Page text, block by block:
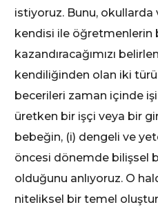
istiyoruz. Bunu,
kendisi ile öğretmenlerin
kazandıracağımızı
kendiliğinden olan iki türü
becerileri zaman içinde
üretken bir işçi veya bir
bebeğin, (i) dengeli ve
öncesi dönemde bilişsel
olduğunu anlıyoruz. O
niteliksel bir temel